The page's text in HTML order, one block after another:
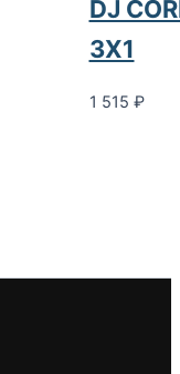
DJ
3X1
1 515 ₽